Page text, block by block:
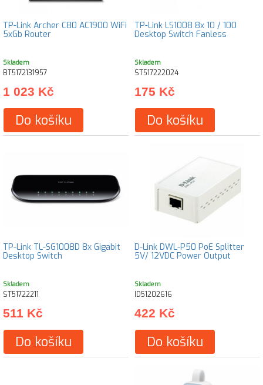
TP-Link Archer C80 AC1900 WiFi
5xGb Router
Skladem
BT5172131957
1 023 Kč
Do košíku
TP-Link LS1008 8x 10 / 100
Desktop Switch Fanless
Skladem
ST517222024
175 Kč
Do košíku
TP-Link TL-SG1008D 8x Gigabit
Desktop Switch
Skladem
ST51722211
511 Kč
Do košíku
D-Link DWL-P50 PoE Splitter
5V/ 12VDC Power Output
Skladem
ID51202616
422 Kč
Do košíku